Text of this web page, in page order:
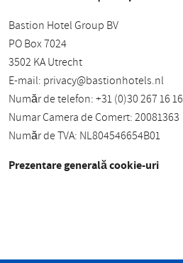
Bastion Hotel Group BV
PO Box 7024
3502 KA Utrecht
E-mail: privacy@bastionhotels.nl
Număr de telefon: +31 (0)30 267 16 16
Numar Camera de Comert: 20081363
Număr de TVA: NL804546654B01
Prezentare generală cookie-uri